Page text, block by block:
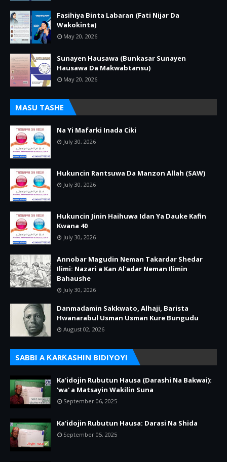
Fasihiya Binta Labaran (Fati Nijar Da
Wakokinta)
May 20, 2026
Sunayen Hausawa (Bunkasar Sunayen
Hausawa Da Makwabtansu)
May 20, 2026
MASU TASHE
Na Yi Mafarki Inada Ciki
July 30, 2026
Hukuncin Rantsuwa Da Manzon Allah (SAW)
July 30, 2026
Hukuncin Jinin Haihuwa Idan Ya Dauke Kafin
Kwana 40
July 30, 2026
Annobar Magudin Neman Takardar Shedar
Ilimi: Nazari a Kan Al’adar Neman Ilimin
Bahaushe
July 30, 2026
Danmadamin Sakkwato, Alhaji, Barista
Hwanarabul Usman Usman Kure Bungudu
August 02, 2026
SABBI A ƘARƘASHIN BIDIYOYI
Ka'idojin Rubutun Hausa (Darashi Na Bakwai):
'wa' a Matsayin Wakilin Suna
September 06, 2025
Ka'idojin Rubutun Hausa: Darasi Na Shida
September 05, 2025